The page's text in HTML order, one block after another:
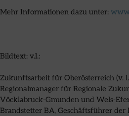
Mehr Informationen dazu unter:
Bildtext: v.l.:
Zukunftsarbeit für Oberösterreich (v.
Regionalmanager für Regionale
Vöcklabruck-Gmunden und Wels-
Brandstetter BA, Geschäftsführer der